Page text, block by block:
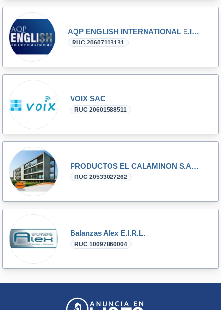
AQP ENGLISH INTERNATIONAL E.I.R.L.
RUC 20607113131
VOIX SAC
RUC 20601588511
PRODUCTOS EL CALAMINON S.A.C.
RUC 20533027262
Balanzas Alex E.I.R.L.
RUC 10097860004